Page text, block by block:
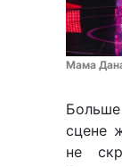
Мама
сцене
не